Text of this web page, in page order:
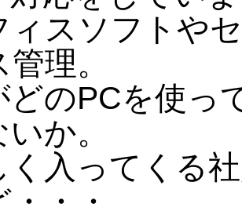
ィスソフトや
理。
どのPCを使っ
か。
く入ってく
・・